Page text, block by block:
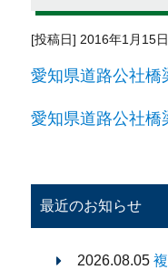
[投稿日] 2016年1月15日
愛知県道路公社橋
愛知県道路公社橋
最近のお知らせ
2026.08.05